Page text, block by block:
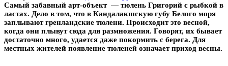
Самый забавный арт-объект — тюлень Григорий с рыбкой в
ластах. Дело в том, что в Кандалакшскую губу Белого моря
заплывают гренландские тюлени. Происходит это весной,
когда они плывут сюда для размножения. Говорят, их бывает
достаточно много, удается даже покормить с берега. Для
местных жителей появление тюленей означает приход весны.